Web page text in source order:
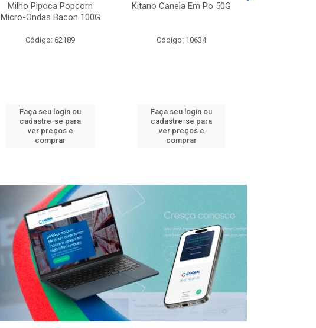
Milho Pipoca Popcorn
Micro-Ondas Bacon 100G
Código: 62189
Faça seu login ou
cadastre-se para
ver preços e
comprar
Kitano Canela Em Po 50G
Código: 10634
Faça seu login ou
cadastre-se para
ver preços e
comprar